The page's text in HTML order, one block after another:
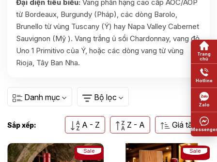
Đại diện tiêu biểu: Vang phân hạng cao cấp AOC/AOP
từ Bordeaux, Burgundy (Pháp), các dòng Barolo,
Brunello từ vùng Tuscany (Ý) hay Napa Valley Cabernet
Sauvignon (Mỹ ). Vang trắng ủ sồi Chardonnay, vang đỏ
Uno 1 Primitivo của Ý, hoặc các dòng vang từ vùng
Rioja, Tây Ban Nha.
Danh mục Bộ lọc
Sắp xếp: A - Z Z - A Giá tăng dần
Sale Sale